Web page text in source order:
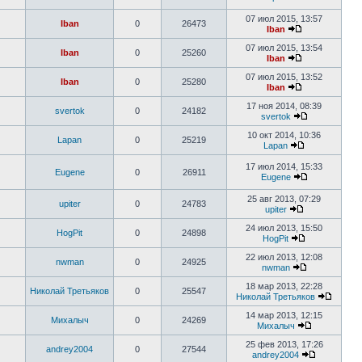
Iban 0 26473
07 июл 2015, 13:57
Iban
Iban 0 25260
07 июл 2015, 13:54
Iban
Iban 0 25280
07 июл 2015, 13:52
Iban
svertok 0 24182
17 ноя 2014, 08:39
svertok
Lapan 0 25219
10 окт 2014, 10:36
Lapan
Eugene 0 26911
17 июл 2014, 15:33
Eugene
upiter 0 24783
25 авг 2013, 07:29
upiter
HogPit 0 24898
24 июл 2013, 15:50
HogPit
nwman 0 24925
22 июл 2013, 12:08
nwman
Николай Третьяков 0 25547
18 мар 2013, 22:28
Николай Третьяков
Михалыч 0 24269
14 мар 2013, 12:15
Михалыч
andrey2004 0 27544
25 фев 2013, 17:26
andrey2004